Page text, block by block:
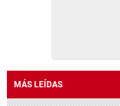
MÁS LEÍDAS